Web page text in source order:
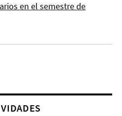
en el semestre de